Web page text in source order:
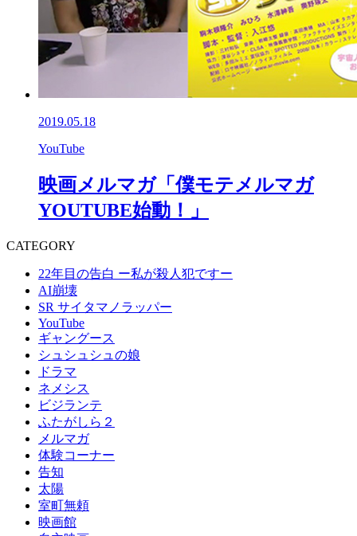
2019.05.18
YouTube
映画メルマガ「僕モテメルマガ
YOUTUBE始動！」
CATEGORY
22年目の告白 ー私が殺人犯ですー
AI崩壊
SR サイタマノラッパー
YouTube
ギャングース
シュシュシュの娘
ドラマ
ネメシス
ビジランテ
ふたがしら２
メルマガ
体験コーナー
告知
太陽
室町無頼
映画館